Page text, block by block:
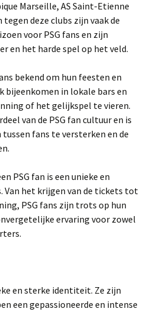
Marseille, AS Saint-Etienne
tegen deze clubs zijn vaak de
voor PSG fans en zijn
en het harde spel op het veld.
bekend om hun feesten en
bijeenkomen in lokale bars en
of het gelijkspel te vieren.
van de PSG fan cultuur en is
fans te versterken en de
PSG fan is een unieke en
Van het krijgen van de tickets tot
PSG fans zijn trots op hun
ervaring voor zowel
en sterke identiteit. Ze zijn
een gepassioneerde en intense